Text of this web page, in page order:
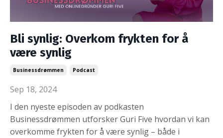
Bli synlig: Overkom frykten for å
være synlig
Businessdrømmen Podcast
Sep 18, 2024
I den nyeste episoden av podkasten
Businessdrømmen utforsker Guri Five hvordan vi kan
overkomme frykten for å være synlig – både i